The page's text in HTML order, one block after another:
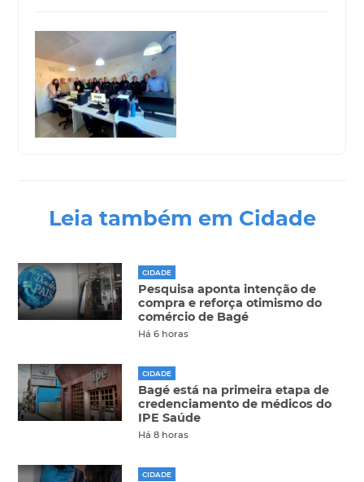
Leia também em Cidade
CIDADE
Pesquisa aponta intenção de
compra e reforça otimismo do
comércio de Bagé
Há 6 horas
CIDADE
Bagé está na primeira etapa de
credenciamento de médicos do
IPE Saúde
Há 8 horas
CIDADE